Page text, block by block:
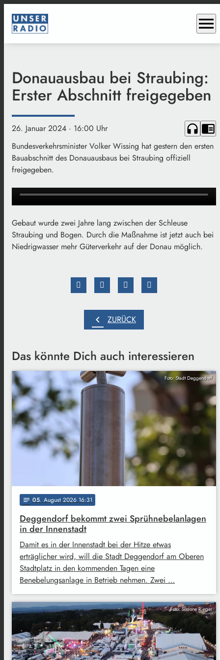
menu
Donauausbau bei Straubing:
Erster Abschnitt freigegeben
26. Januar 2024 · 16:00 Uhr headphones chrome_reader_mode
Bundesverkehrsminister Volker Wissing hat gestern den ersten
Bauabschnitt des Donauausbaus bei Straubing offiziell
freigegeben.
Gebaut wurde zwei Jahre lang zwischen der Schleuse
Straubing und Bogen. Durch die Maßnahme ist jetzt auch bei
Niedrigwasser mehr Güterverkehr auf der Donau möglich.
chevron_left ZURÜCK
Das könnte Dich auch interessieren
Foto: Stadt Deggendorf
notes 05. August 2026 16:31
Deggendorf bekommt zwei Sprühnebelanlagen
in der Innenstadt
Damit es in der Innenstadt bei der Hitze etwas
erträglicher wird, will die Stadt Deggendorf am Oberen
Stadtplatz in den kommenden Tagen eine
Benebelungsanlage in Betrieb nehmen. Zwei …
Foto: Simone Rieger